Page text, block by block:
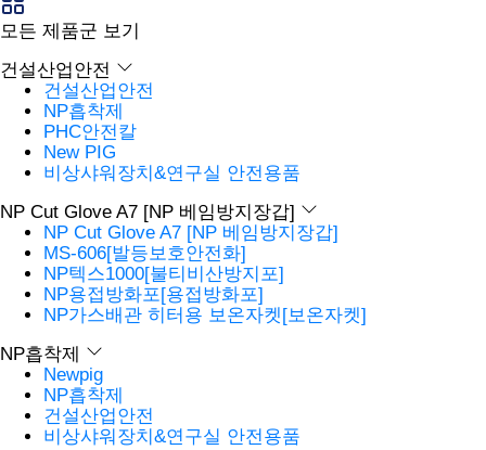
모든 제품군 보기
건설산업안전
건설산업안전
NP흡착제
PHC안전칼
New PIG
비상샤워장치&연구실 안전용품
NP Cut Glove A7 [NP 베임방지장갑]
NP Cut Glove A7 [NP 베임방지장갑]
MS-606[발등보호안전화]
NP텍스1000[불티비산방지포]
NP용접방화포[용접방화포]
NP가스배관 히터용 보온자켓[보온자켓]
NP흡착제
Newpig
NP흡착제
건설산업안전
비상샤워장치&연구실 안전용품